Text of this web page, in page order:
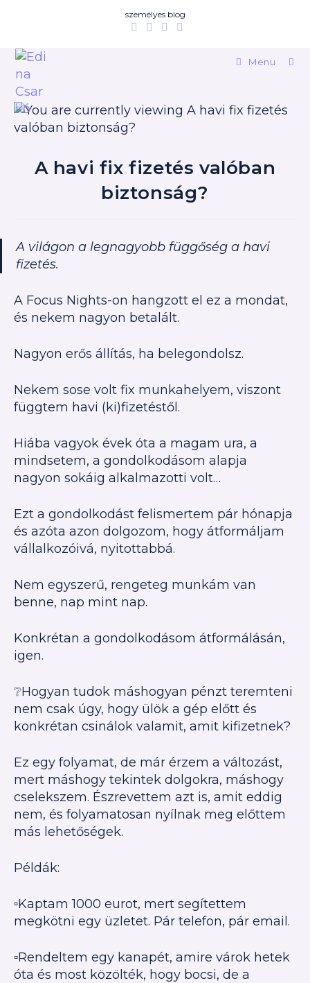
személyes blog
Menu
A havi fix fizetés valóban
biztonság?
A világon a legnagyobb függőség a havi
fizetés.
A Focus Nights-on hangzott el ez a mondat,
és nekem nagyon betalált.
Nagyon erős állítás, ha belegondolsz.
Nekem sose volt fix munkahelyem, viszont
függtem havi (ki)fizetéstől.
Hiába vagyok évek óta a magam ura, a
mindsetem, a gondolkodásom alapja
nagyon sokáig alkalmazotti volt…
Ezt a gondolkodást felismertem pár hónapja
és azóta azon dolgozom, hogy átformáljam
vállalkozóivá, nyitottabbá.
Nem egyszerű, rengeteg munkám van
benne, nap mint nap.
Konkrétan a gondolkodásom átformálásán,
igen.
❔Hogyan tudok máshogyan pénzt teremteni
nem csak úgy, hogy ülök a gép előtt és
konkrétan csinálok valamit, amit kifizetnek?
Ez egy folyamat, de már érzem a változást,
mert máshogy tekintek dolgokra, máshogy
cselekszem. Észrevettem azt is, amit eddig
nem, és folyamatosan nyílnak meg előttem
más lehetőségek.
Példák:
▫️Kaptam 1000 eurot, mert segítettem
megkötni egy üzletet. Pár telefon, pár email.
▫️Rendeltem egy kanapét, amire várok hetek
óta és most közölték, hogy bocsi, de a